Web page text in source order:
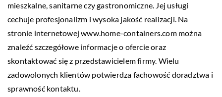
mieszkalne, sanitarne czy gastronomiczne. Jej usługi
cechuje profesjonalizm i wysoka jakość realizacji. Na
stronie internetowej www.home-containers.com można
znaleźć szczegółowe informacje o ofercie oraz
skontaktować się z przedstawicielem firmy. Wielu
zadowolonych klientów potwierdza fachowość doradztwa i
sprawność kontaktu.